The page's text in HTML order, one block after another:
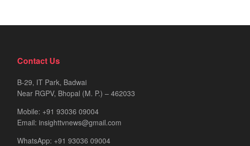
Contact Us
B-29, IT Park, Badwai
Near RGPV, Bhopal (M. P.) – 462033
Mobile: +91 93036 09004
Email: insighttvnews@gmail.com
WhatsApp: +91 93036 09004